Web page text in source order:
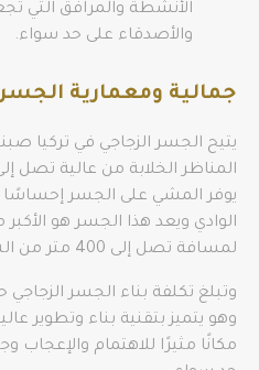
الأنشطة والمرافق التي
والأصدقاء على حد سواء.
جمالية ومعمارية
يتيح الجسر الزجاجي في تركيا
يوفر المشي على الجسر إحساسًا
الوادي ويعد هذا الجسر هو
لمسافة تصل إلى 400 متر من الشلالات بين جبلين.
وهو يتميز بتقنية بناء وتطوير
مكانًا مثيرًا للاهتمام والإعجاب